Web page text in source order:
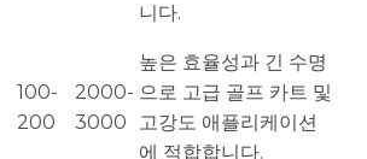
니다.
100-
200
2000-
3000
높은 효율성과 긴 수명
으로 고급 골프 카트 및
고강도 애플리케이션
에 적합합니다.